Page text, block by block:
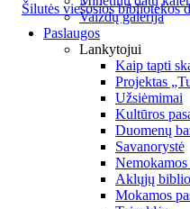
Vaizdų galerija
Paslaugos
Lankytojui
Kaip tapti
Projektas
Užsiėmimai
Kultūros
Duomenų
Savanorystė
Nemokamos
Aklųjų
Mokamos